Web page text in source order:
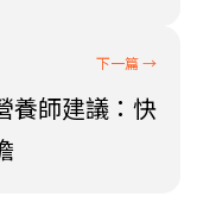
養師建議：快